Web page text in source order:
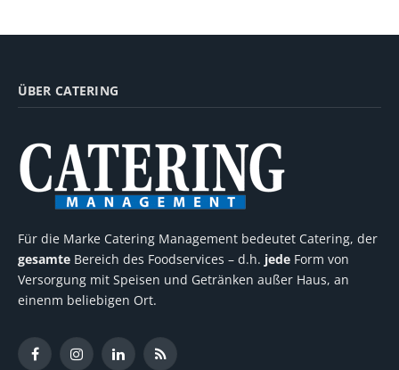
ÜBER CATERING
Für die Marke Catering Management bedeutet Catering, der
gesamte Bereich des Foodservices – d.h. jede Form von
Versorgung mit Speisen und Getränken außer Haus, an
einenm beliebigen Ort.
FacebookInstagramLinkedInRSS